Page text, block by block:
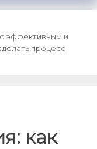
эффективным и
процесс
как